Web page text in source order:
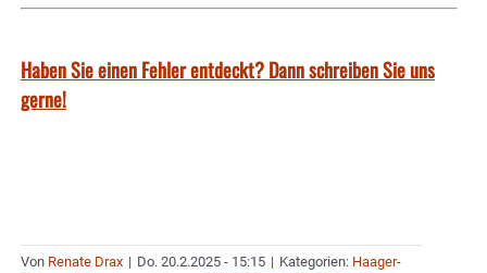
Haben Sie einen Fehler entdeckt? Dann schreiben Sie uns
gerne!
Von Renate Drax | Do. 20.2.2025 - 15:15 | Kategorien: Haager-